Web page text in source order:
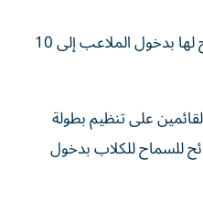
ووصل مجموع الكلاب التي سُمح لها بدخول الملاعب إلى 10
على تنظيم بطولة
للسماح للكلاب بدخول